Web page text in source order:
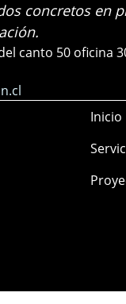
concretos en
canto 50 oficina
Inicio